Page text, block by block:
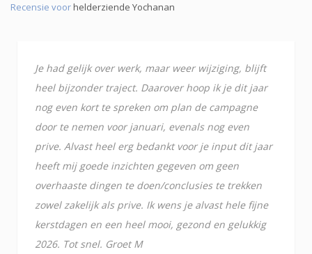
Recensie voorhelderziende Yochanan
Je had gelijk over werk, maar weer wijziging, blijft
heel bijzonder traject. Daarover hoop ik je dit jaar
nog even kort te spreken om plan de campagne
door te nemen voor januari, evenals nog even
prive. Alvast heel erg bedankt voor je input dit jaar
heeft mij goede inzichten gegeven om geen
overhaaste dingen te doen/conclusies te trekken
zowel zakelijk als prive. Ik wens je alvast hele fijne
kerstdagen en een heel mooi, gezond en gelukkig
2026. Tot snel. Groet M